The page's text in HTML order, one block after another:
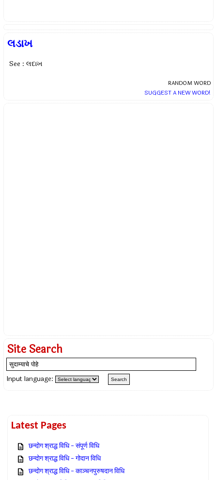
લડાખ
See : લદાખ
RANDOM WORD
SUGGEST A NEW WORD!
Site Search
Input language:
Latest Pages
छन्दोग श्राद्ध विधि – संपूर्ण विधि
छन्दोग श्राद्ध विधि – गोदान विधि
छन्दोग श्राद्ध विधि – काञ्चनपुरुषदान विधि